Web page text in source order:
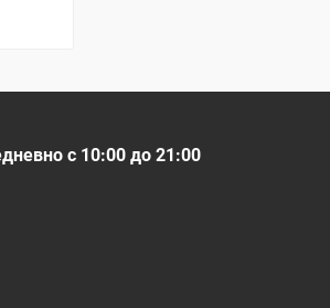
с 10:00 до 21:00